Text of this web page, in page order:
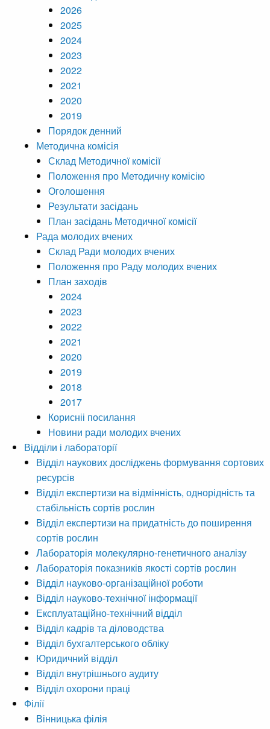
2026
2025
2024
2023
2022
2021
2020
2019
Порядок денний
Методична комісія
Склад Методичної комісії
Положення про Методичну комісію
Оголошення
Результати засідань
План засідань Методичної комісії
Рада молодих вчених
Склад Ради молодих вчених
Положення про Раду молодих вчених
План заходів
2024
2023
2022
2021
2020
2019
2018
2017
Корисніі посилання
Новини ради молодих вчених
Відділи і лабораторії
Відділ наукових досліджень формування сортових
ресурсів
Відділ експертизи на відмінність, однорідність та
стабільність сортів рослин
Відділ експертизи на придатність до поширення
сортів рослин
Лабораторія молекулярно-генетичного аналізу
Лабораторія показників якості сортів рослин
Відділ науково-організаційної роботи
Відділ науково-технічної інформації
Експлуатаційно-технічний відділ
Відділ кадрів та діловодства
Відділ бухгалтерського обліку
Юридичний відділ
Відділ внутрішнього аудиту
Відділ охорони праці
Філії
Вінницька філія